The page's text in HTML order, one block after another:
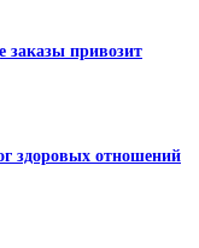
заказы привозит
здоровых отношений